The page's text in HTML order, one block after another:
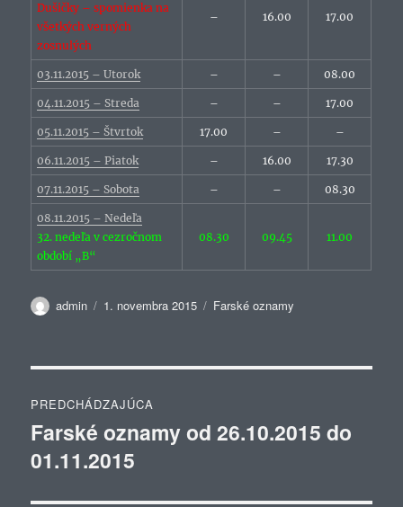
Dušičky – spomienka na
všetkých verných
zosnulých
– 16.00 17.00
03.11.2015 – Utorok – – 08.00
04.11.2015 – Streda – – 17.00
05.11.2015 – Štvrtok 17.00 – –
06.11.2015 – Piatok – 16.00 17.30
07.11.2015 – Sobota – – 08.30
08.11.2015 – Nedeľa
32. nedeľa v cezročnom
období „B“
08.30 09.45 11.00
Autor
admin Publikované
1. novembra 2015 Kategórie
Farské oznamy
v
článku
PREDCHÁDZAJÚCA
Predchádzajúci
článok:
Farské oznamy od 26.10.2015 do
01.11.2015